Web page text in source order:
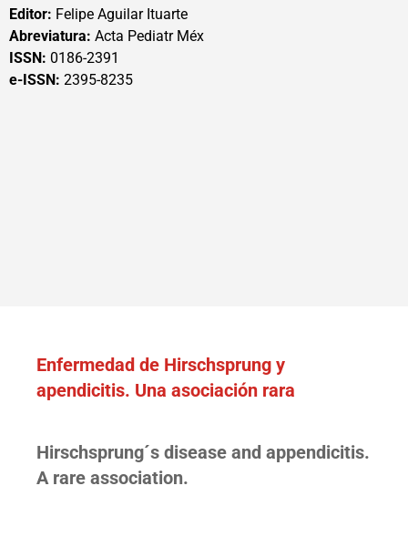
Editor: Felipe Aguilar Ituarte
Abreviatura: Acta Pediatr Méx
ISSN: 0186-2391
e-ISSN: 2395-8235
Enfermedad de Hirschsprung y
apendicitis. Una asociación rara
Hirschsprung´s disease and appendicitis.
A rare association.